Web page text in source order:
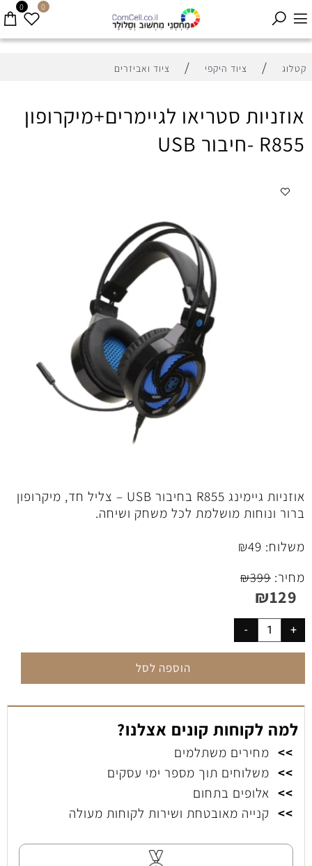
0 0
קטלוג / ציוד היקפי / ציוד ואביזרים
אוזניות סטריאו לגיימרים+מיקרופון
R855 -חיבור USB
אוזניות גיימינג R855 בחיבור USB – צליל חד, מיקרופון
ברור ונוחות מושלמת לכל משחק ושיחה.
משלוח:
₪49
מחיר:
₪399
₪129
הוספה לסל
למה לקוחות קונים אצלנו?
>> מחירים משתלמים
>> משלוחים תוך מספר ימי עסקים
>> אלופים בתחום
>> קנייה מאובטחת ושירות לקוחות מעולה